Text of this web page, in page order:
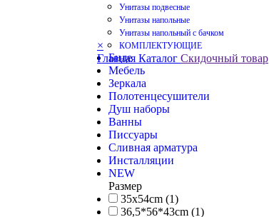
×
Главная Каталог Скидочный товар
Унитазы подвесные
Унитазы напольные
Унитазы напольный с бачком
КОМПЛЕКТУЮЩИЕ
Биде
Мебель
Зеркала
Полотенцесушители
Душ наборы
Ванны
Писсуары
Сливная арматура
Инсталляции
NEW
Размер
35x54cm (1)
36,5*56*43cm (1)